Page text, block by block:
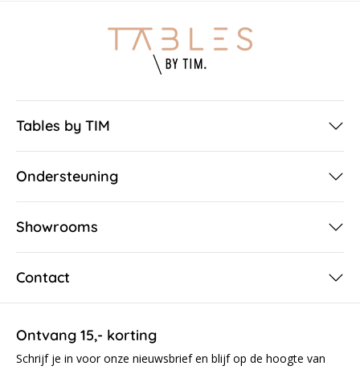
Tables by TIM
Ondersteuning
Showrooms
Contact
Ontvang 15,- korting
Schrijf je in voor onze nieuwsbrief en blijf op de hoogte van